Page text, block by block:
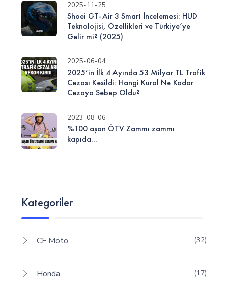
2025-11-25
Shoei GT-Air 3 Smart İncelemesi: HUD
Teknolojisi, Özellikleri ve Türkiye’ye
Gelir mi? (2025)
2025-06-04
2025’in İlk 4 Ayında 53 Milyar TL Trafik
Cezası Kesildi: Hangi Kural Ne Kadar
Cezaya Sebep Oldu?
2023-08-06
%100 aşan ÖTV Zammı zammı
kapıda...
Kategoriler
CF Moto (32)
Honda (17)